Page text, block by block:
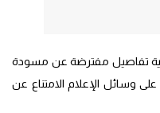
تفاصيل مفترضة عن مسودة
على وسائل الإعلام الامتناع عن